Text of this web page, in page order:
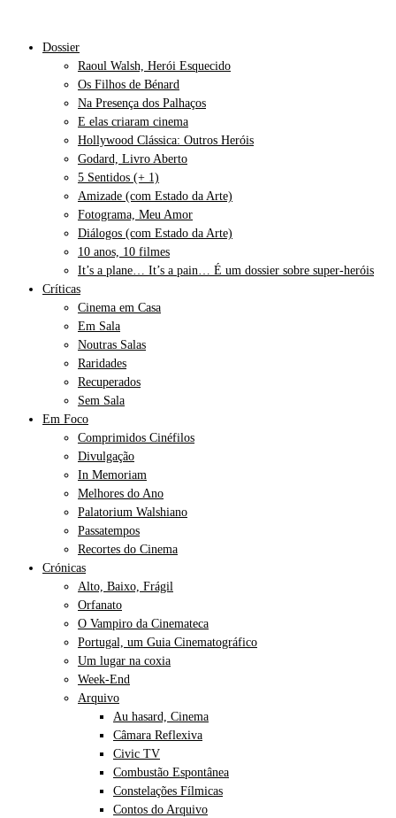
Dossier
Raoul Walsh, Herói Esquecido
Os Filhos de Bénard
Na Presença dos Palhaços
E elas criaram cinema
Hollywood Clássica: Outros Heróis
Godard, Livro Aberto
5 Sentidos (+ 1)
Amizade (com Estado da Arte)
Fotograma, Meu Amor
Diálogos (com Estado da Arte)
10 anos, 10 filmes
It’s a plane… It’s a pain… É um dossier sobre super-heróis
Críticas
Cinema em Casa
Em Sala
Noutras Salas
Raridades
Recuperados
Sem Sala
Em Foco
Comprimidos Cinéfilos
Divulgação
In Memoriam
Melhores do Ano
Palatorium Walshiano
Passatempos
Recortes do Cinema
Crónicas
Alto, Baixo, Frágil
Orfanato
O Vampiro da Cinemateca
Portugal, um Guia Cinematográfico
Um lugar na coxia
Week-End
Arquivo
Au hasard, Cinema
Câmara Reflexiva
Civic TV
Combustão Espontânea
Constelações Fílmicas
Contos do Arquivo